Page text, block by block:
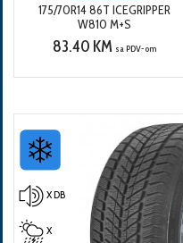
175/70R14 86T ICEGRIPPER
W810 M+S
83.40 KM sa PDV-om
X DB
X